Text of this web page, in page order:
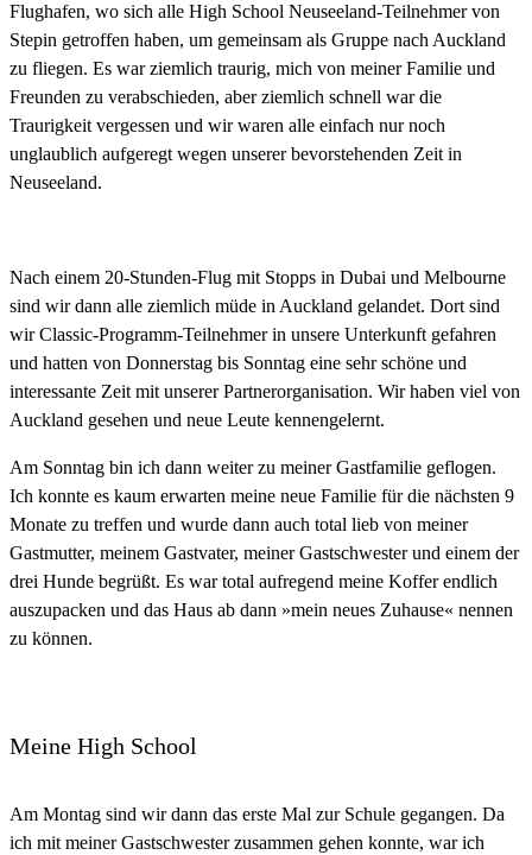
Flughafen, wo sich alle High School Neuseeland-Teilnehmer von
Stepin getroffen haben, um gemeinsam als Gruppe nach Auckland
zu fliegen. Es war ziemlich traurig, mich von meiner Familie und
Freunden zu verabschieden, aber ziemlich schnell war die
Traurigkeit vergessen und wir waren alle einfach nur noch
unglaublich aufgeregt wegen unserer bevorstehenden Zeit in
Neuseeland.
Nach einem 20-Stunden-Flug mit Stopps in Dubai und Melbourne
sind wir dann alle ziemlich müde in Auckland gelandet. Dort sind
wir Classic-Programm-Teilnehmer in unsere Unterkunft gefahren
und hatten von Donnerstag bis Sonntag eine sehr schöne und
interessante Zeit mit unserer Partnerorganisation. Wir haben viel von
Auckland gesehen und neue Leute kennengelernt.
Am Sonntag bin ich dann weiter zu meiner Gastfamilie geflogen.
Ich konnte es kaum erwarten meine neue Familie für die nächsten 9
Monate zu treffen und wurde dann auch total lieb von meiner
Gastmutter, meinem Gastvater, meiner Gastschwester und einem der
drei Hunde begrüßt. Es war total aufregend meine Koffer endlich
auszupacken und das Haus ab dann »mein neues Zuhause« nennen
zu können.
Meine High School
Am Montag sind wir dann das erste Mal zur Schule gegangen. Da
ich mit meiner Gastschwester zusammen gehen konnte, war ich